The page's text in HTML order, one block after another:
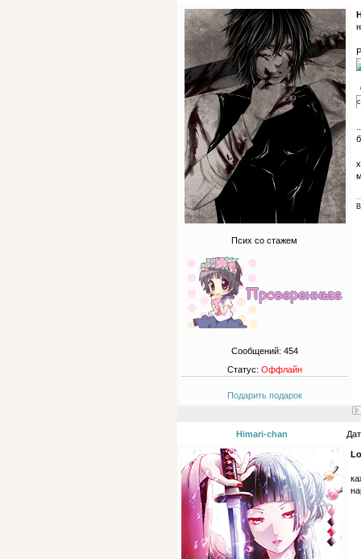
Псих со стажем
Сообщений: 454
Статус: Оффлайн
Подарить подарок
Himari-chan